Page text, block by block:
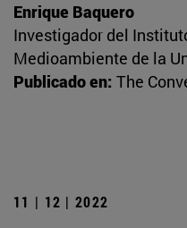
Enrique Baquero
Investigador del
Medioambiente de la
Publicado en: The
11 | 12 | 2022